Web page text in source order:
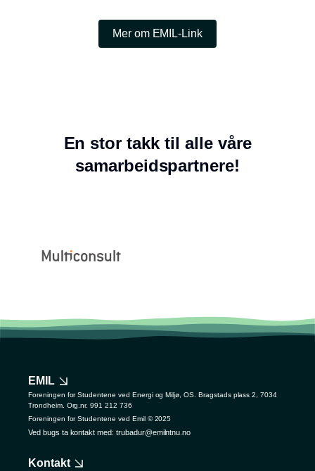
Mer om EMIL-Link
En stor takk til alle våre
samarbeidspartnere!
EMIL
Foreningen for Studentene ved Energi og Miljø, OS. Bragstads plass 2, 7034
Trondheim. Org.nr. 991 212 736
Foreningen for Studentene ved Emil © 2025
Ved bugs ta kontakt med: trubadur@emilntnu.no
Kontakt